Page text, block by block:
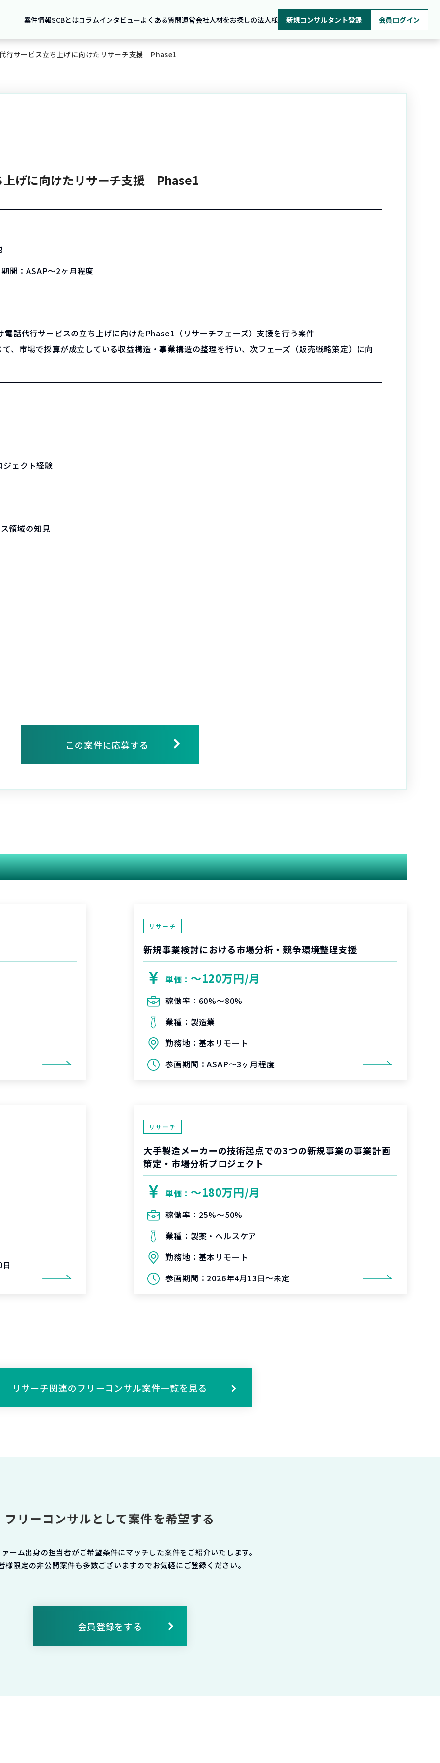
案件情報SCBとはコラムインタビューよくある質問運営会社人材をお探しの法人様 新規コンサルタント登録 会員ログイン
行サービス立ち上げに向けたリサーチ支援 Phase1
上げに向けたリサーチ支援 Phase1
間：ASAP～2ヶ月程度
話代行サービスの立ち上げに向けたPhase1（リサーチフェーズ）支援を行う案件
、市場で採算が成立している収益構造・事業構造の整理を行い、次フェーズ（販売戦略策定）に向
ジェクト経験
領域の知見
この案件に応募する
関連する案件
リサーチ
新規事業検討における市場分析・競争環境整理支援
単価： 〜120万円/月
稼働率： 60%〜80%
業種： 製造業
勤務地： 基本リモート
参画期間：ASAP～3ヶ月程度
リサーチ
大手製造メーカーの技術起点での3つの新規事業の事業計画
策定・市場分析プロジェクト
単価： 〜180万円/月
稼働率： 25%〜50%
業種： 製薬・ヘルスケア
勤務地： 基本リモート
参画期間： 2026年4月13日～未定
リサーチ関連のフリーコンサル案件一覧を見る
フリーコンサルとして案件を希望する
ーム出身の担当者がご希望条件にマッチした案件をご紹介いたします。
様限定の非公開案件も多数ございますのでお気軽にご登録ください。
会員登録をする